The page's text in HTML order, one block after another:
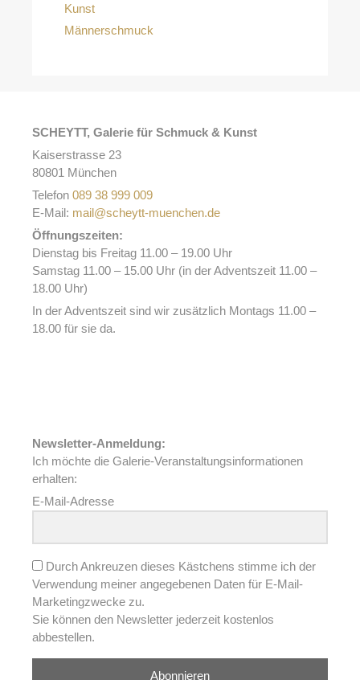
Kunst
Männerschmuck
SCHEYTT, Galerie für Schmuck & Kunst
Kaiserstrasse 23
80801 München
Telefon 089 38 999 009
E-Mail: mail@scheytt-muenchen.de
Öffnungszeiten:
Dienstag bis Freitag 11.00 – 19.00 Uhr
Samstag 11.00 – 15.00 Uhr (in der Adventszeit 11.00 –
18.00 Uhr)
In der Adventszeit sind wir zusätzlich Montags 11.00 –
18.00 für sie da.
Newsletter-Anmeldung:
Ich möchte die Galerie-Veranstaltungsinformationen
erhalten:
E-Mail-Adresse
Durch Ankreuzen dieses Kästchens stimme ich der
Verwendung meiner angegebenen Daten für E-Mail-
Marketingzwecke zu.
Sie können den Newsletter jederzeit kostenlos
abbestellen.
Abonnieren